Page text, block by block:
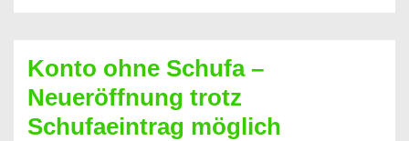
Sie
einen
Kredit
Konto ohne Schufa –
Neueröffnung trotz
Schufaeintrag möglich